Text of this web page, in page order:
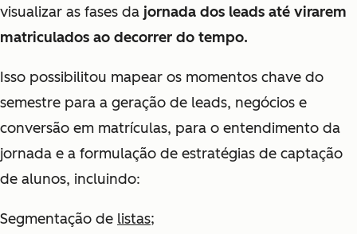
visualizar as fases da jornada dos leads até virarem
matriculados ao decorrer do tempo.
Isso possibilitou mapear os momentos chave do
semestre para a geração de leads, negócios e
conversão em matrículas, para o entendimento da
jornada e a formulação de estratégias de captação
de alunos, incluindo:
Segmentação de listas;